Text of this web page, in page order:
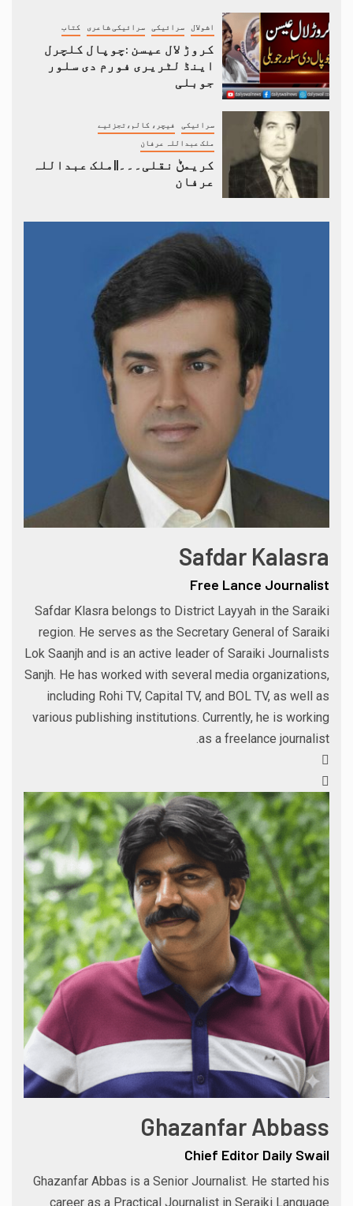
اشولال سرائیکی سرائیکی شاعری کتاب
کروڑ لال عیسن :چوپال کلچرل
اینڈ لٹریری فورم دی سلور
جوبلی
سرائیکی فیچر، کالم،تجزئیے
ملک عبداللہ عرفان
کریمݨ نقلی۔۔۔||ملک عبداللہ
عرفان
Safdar Kalasra
Free Lance Journalist
Safdar Klasra belongs to District Layyah in the Saraiki
region. He serves as the Secretary General of Saraiki
Lok Saanjh and is an active leader of Saraiki Journalists
Sanjh. He has worked with several media organizations,
including Rohi TV, Capital TV, and BOL TV, as well as
various publishing institutions. Currently, he is working
as a freelance journalist.
Ghazanfar Abbass
Chief Editor Daily Swail
Ghazanfar Abbas is a Senior Journalist. He started his
career as a Practical Journalist in Seraiki Language